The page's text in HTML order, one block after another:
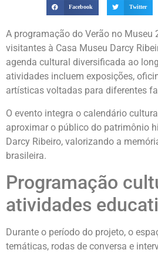
Facebook Twitter
A programação do Verão no Museu
visitantes à Casa Museu Darcy
agenda cultural diversificada ao
atividades incluem exposições,
artísticas voltadas para diferentes
O evento integra o calendário
aproximar o público do patrimônio
Darcy Ribeiro, valorizando a
brasileira.
Programação
atividades
Durante o período do projeto, o
temáticas, rodas de conversa e